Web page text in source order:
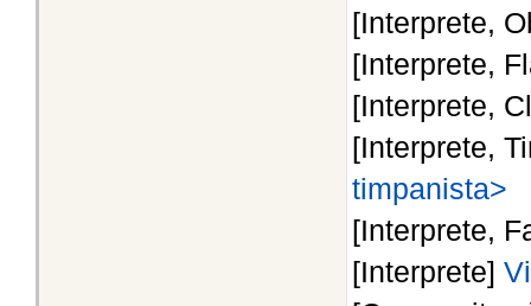
[Interprete,
[Interprete,
[Interprete,
[Interprete,
timpanista>
[Interprete,
[Interprete]